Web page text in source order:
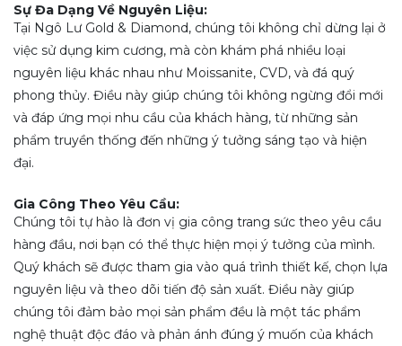
Sự Đa Dạng Về Nguyên Liệu:
Tại Ngô Lư Gold & Diamond, chúng tôi không chỉ dừng lại ở
việc sử dụng kim cương, mà còn khám phá nhiều loại
nguyên liệu khác nhau như Moissanite, CVD, và đá quý
phong thủy. Điều này giúp chúng tôi không ngừng đổi mới
và đáp ứng mọi nhu cầu của khách hàng, từ những sản
phẩm truyền thống đến những ý tưởng sáng tạo và hiện
đại.
Gia Công Theo Yêu Cầu:
Chúng tôi tự hào là đơn vị gia công trang sức theo yêu cầu
hàng đầu, nơi bạn có thể thực hiện mọi ý tưởng của mình.
Quý khách sẽ được tham gia vào quá trình thiết kế, chọn lựa
nguyên liệu và theo dõi tiến độ sản xuất. Điều này giúp
chúng tôi đảm bảo mọi sản phẩm đều là một tác phẩm
nghệ thuật độc đáo và phản ánh đúng ý muốn của khách